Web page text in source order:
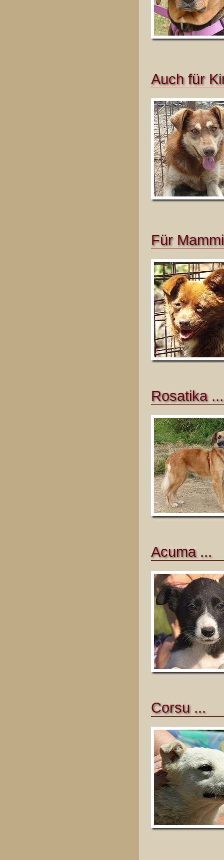
Auch für
Für
Rosatika ...
Acuma ...
Corsu ...